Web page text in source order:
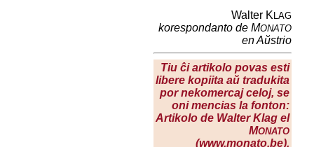
Walter KLAG
korespondanto de MONATO
en Aŭstrio
Tiu ĉi artikolo povas esti
libere kopiita aŭ tradukita
por nekomercaj celoj, se
oni mencias la fonton:
Artikolo de Walter Klag el
MONATO
(www.monato.be).